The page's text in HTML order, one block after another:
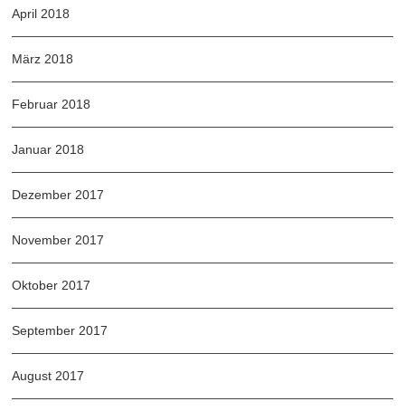
April 2018
März 2018
Februar 2018
Januar 2018
Dezember 2017
November 2017
Oktober 2017
September 2017
August 2017